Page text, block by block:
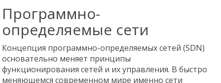
Программно-
определяемые сети
Концепция программно-определяемых сетей (SDN)
основательно меняет принципы
функционирования сетей и их управления. В быстро
меняющемся современном мире именно сети